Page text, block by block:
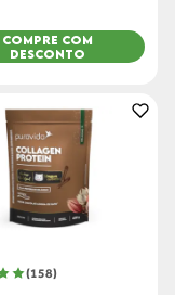
COMPRE COM
DESCONTO
(158)